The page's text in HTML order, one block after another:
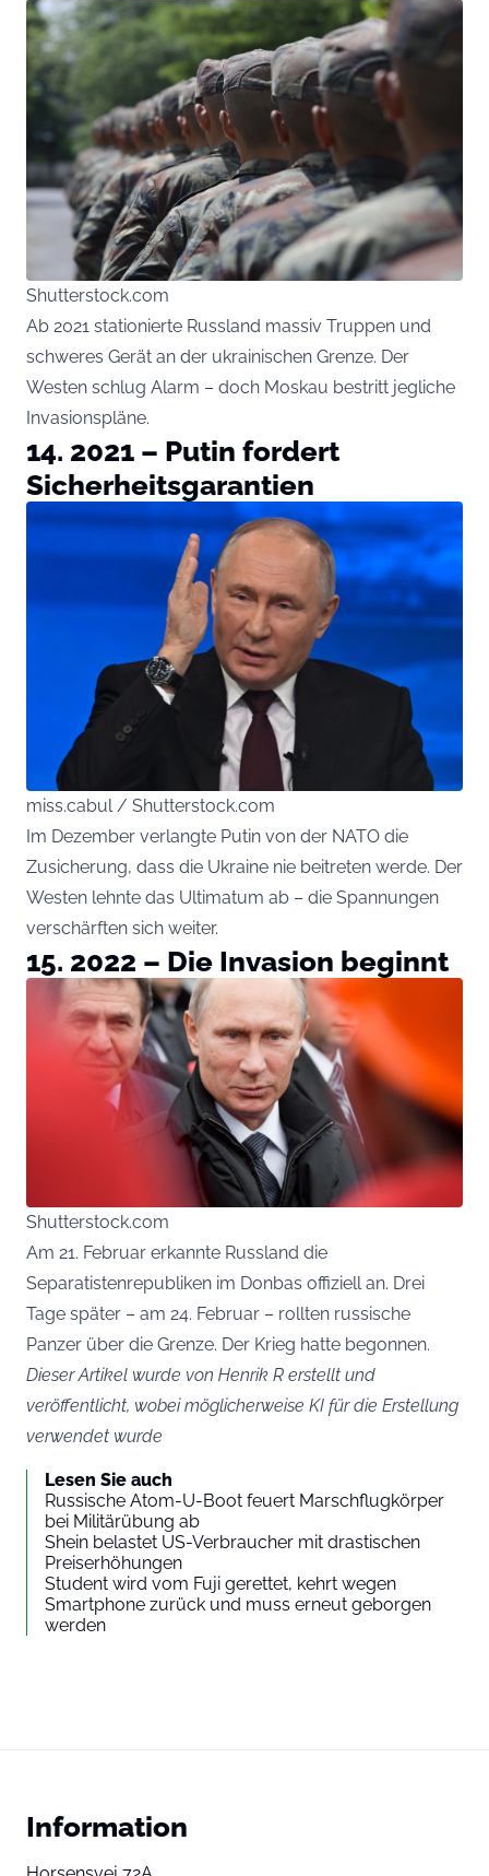
Shutterstock.com
Ab 2021 stationierte Russland massiv Truppen und
schweres Gerät an der ukrainischen Grenze. Der
Westen schlug Alarm – doch Moskau bestritt jegliche
Invasionspläne.
14. 2021 – Putin fordert
Sicherheitsgarantien
miss.cabul / Shutterstock.com
Im Dezember verlangte Putin von der NATO die
Zusicherung, dass die Ukraine nie beitreten werde. Der
Westen lehnte das Ultimatum ab – die Spannungen
verschärften sich weiter.
15. 2022 – Die Invasion beginnt
Shutterstock.com
Am 21. Februar erkannte Russland die
Separatistenrepubliken im Donbas offiziell an. Drei
Tage später – am 24. Februar – rollten russische
Panzer über die Grenze. Der Krieg hatte begonnen.
Dieser Artikel wurde von Henrik R erstellt und
veröffentlicht, wobei möglicherweise KI für die Erstellung
verwendet wurde
Lesen Sie auch
Russische Atom-U-Boot feuert Marschflugkörper
bei Militärübung ab
Shein belastet US-Verbraucher mit drastischen
Preiserhöhungen
Student wird vom Fuji gerettet, kehrt wegen
Smartphone zurück und muss erneut geborgen
werden
Information